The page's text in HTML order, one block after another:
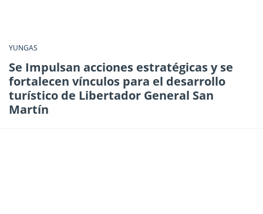
YUNGAS
Se Impulsan acciones estratégicas y se
fortalecen vínculos para el desarrollo
turístico de Libertador General San
Martín